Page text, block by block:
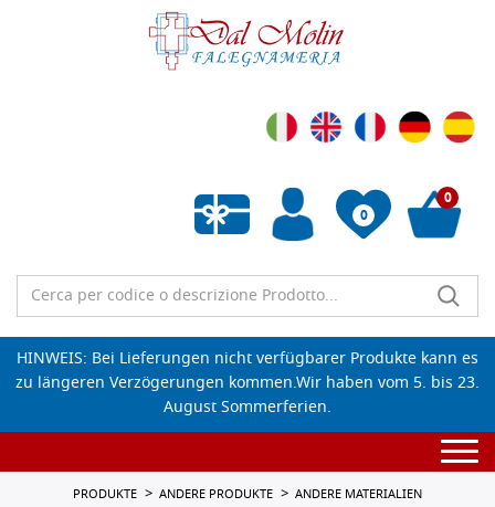
0
Wunschliste leeren
0
HINWEIS: Bei Lieferungen nicht verfügbarer Produkte kann es
zu längeren Verzögerungen kommen.Wir haben vom 5. bis 23.
August Sommerferien.
PRODUKTE ANDERE PRODUKTE ANDERE MATERIALIEN